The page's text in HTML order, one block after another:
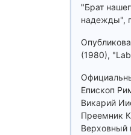
"Брат
надежды",
(1980),
Епископ
Викарий
Преемник
Верховный